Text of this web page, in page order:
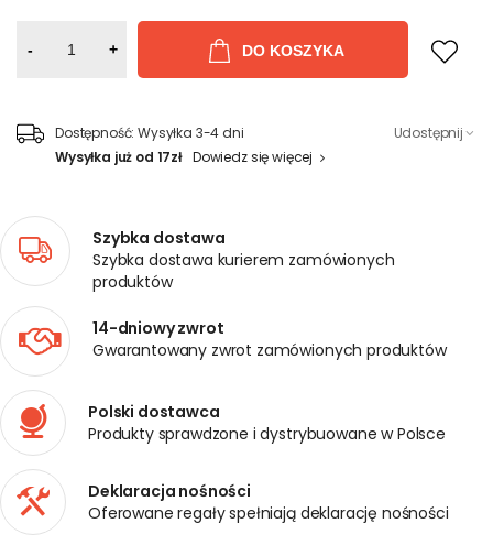
- + DO KOSZYKA
Dostępność: Wysyłka 3-4 dni
Wysyłka już od 17zł Dowiedz się więcej
Udostępnij
Szybka dostawa
Szybka dostawa kurierem zamówionych
produktów
14-dniowy zwrot
Gwarantowany zwrot zamówionych produktów
Polski dostawca
Produkty sprawdzone i dystrybuowane w Polsce
Deklaracja nośności
Oferowane regały spełniają deklarację nośności